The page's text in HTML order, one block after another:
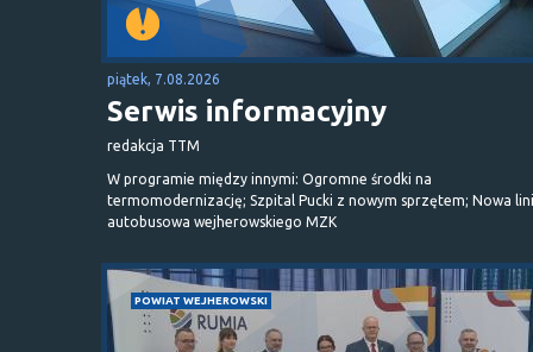
piątek, 7.08.2026
Serwis informacyjny
redakcja TTM
W programie między innymi: Ogromne środki na
termomodernizację; Szpital Pucki z nowym sprzętem; Nowa
autobusowa wejherowskiego MZK
POWIAT WEJHEROWSKI